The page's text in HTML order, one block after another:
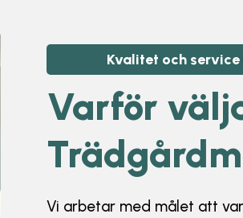
Kvalitet och
Varför
Vi arbetar med målet att